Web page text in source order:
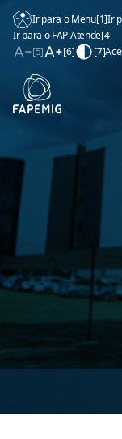
Ir para o Menu[1]Ir
Ir para o FAP Atende[4]
[5]
[6] [7]